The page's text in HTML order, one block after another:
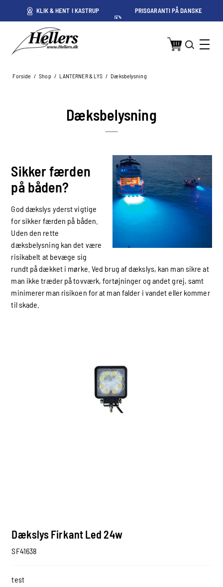
KLIK & HENT I KASTRUP PRISGARANTI PÅ DANSKE
Forside / Shop / LANTERNER & LYS / Dæksbelysning
Dæksbelysning
Sikker færden
på båden?
God dækslys yderst vigtige
for sikker færden på båden.
Uden den rette
dæksbelysning kan det være
risikabelt at bevæge sig
rundt på dækket i mørke. Ved brug af dækslys, kan man sikre at
man ikke træder på tovværk, fortøjninger og andet grej, samt
minimerer man risikoen for at man falder i vandet eller kommer
til skade.
Dækslys Firkant Led 24w
SF41638
test